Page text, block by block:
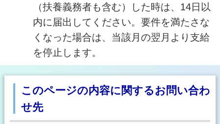
（扶養義務者も含む）した時は、14日以
内に届出してください。要件を満たさな
くなった場合は、当該月の翌月より支給
を停止します。
このページの内容に関するお問い合わ
せ先